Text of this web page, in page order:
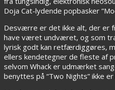
Doja Cat-lydende popbasker
Desværre er det ikke alt, der er
have været undværet, og som
lyrisk godt kan retfærdiggøres,
ellers kendetegner de fleste af
selvom Whack er udmærket
benyttes på “Two Nights” ikke